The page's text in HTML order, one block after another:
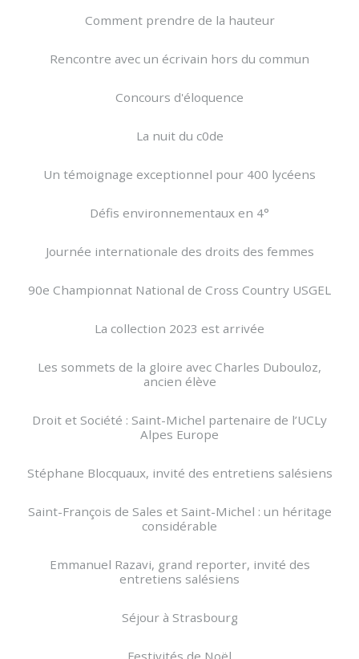
Comment prendre de la hauteur
Rencontre avec un écrivain hors du commun
Concours d'éloquence
La nuit du c0de
Un témoignage exceptionnel pour 400 lycéens
Défis environnementaux en 4°
Journée internationale des droits des femmes
90e Championnat National de Cross Country USGEL
La collection 2023 est arrivée
Les sommets de la gloire avec Charles Dubouloz,
ancien élève
Droit et Société : Saint-Michel partenaire de l’UCLy
Alpes Europe
Stéphane Blocquaux, invité des entretiens salésiens
Saint-François de Sales et Saint-Michel : un héritage
considérable
Emmanuel Razavi, grand reporter, invité des
entretiens salésiens
Séjour à Strasbourg
Festivités de Noël